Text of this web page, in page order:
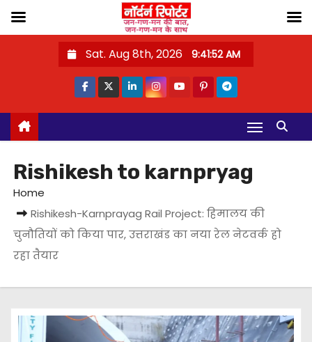
o
Sat. Aug 8th, 2026 9:41:52 AM
Rishikesh to karnpryag
Home
Rishikesh-Karnprayag Rail Project: हिमालय की
चुनौतियों को किया पार, उत्तराखंड का नया रेल नेटवर्क हो
रहा तैयार